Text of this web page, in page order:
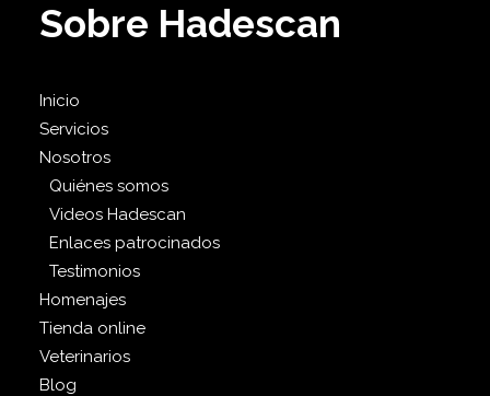
Sobre Hadescan
Inicio
Servicios
Nosotros
Quiénes somos
Videos Hadescan
Enlaces patrocinados
Testimonios
Homenajes
Tienda online
Veterinarios
Blog